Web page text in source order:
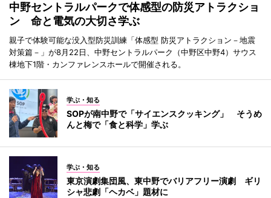
中野セントラルパークで体感型の防災アトラクショ
ン 命と電気の大切さ学ぶ
親子で体験可能な没入型防災訓練「体感型 防災アトラクション－地震
対策篇－」が8月22日、中野セントラルパーク（中野区中野4）サウス
棟地下1階・カンファレンスホールで開催される。
学ぶ・知る
SOPが南中野で「サイエンスクッキング」 そうめ
んと梅で「食と科学」学ぶ
学ぶ・知る
東京演劇集団風、東中野でバリアフリー演劇 ギリ
シャ悲劇「ヘカベ」題材に